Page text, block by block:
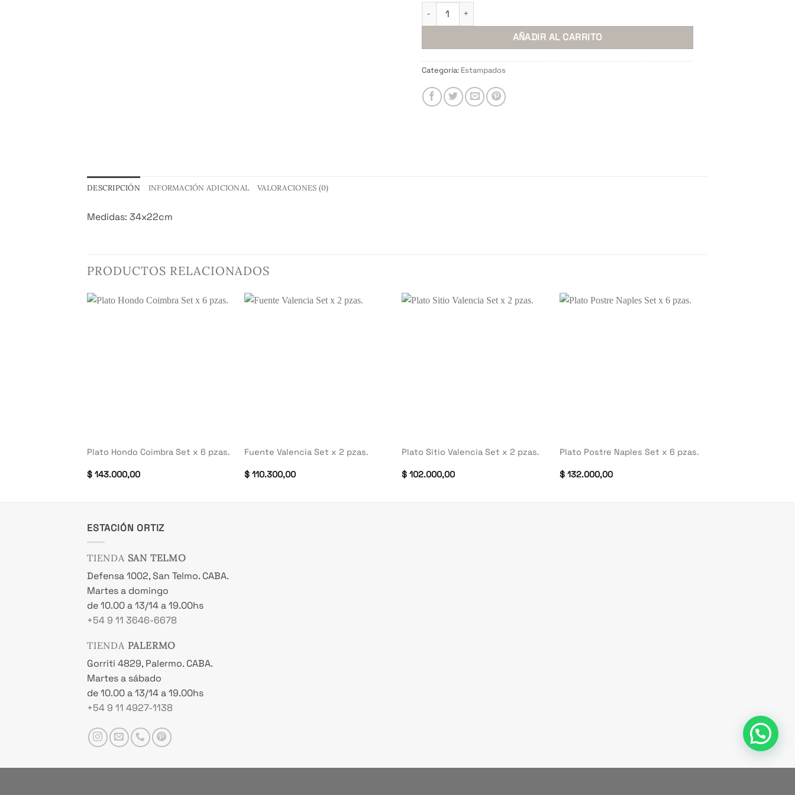
Fuente Contoy Set x 2 pzas. cantidad
AÑADIR AL CARRITO
Categoría: Estampados
DESCRIPCIÓN INFORMACIÓN ADICIONAL VALORACIONES (0)
Medidas: 34x22cm
PRODUCTOS RELACIONADOS
Plato Hondo Coimbra Set x 6 pzas.
$143.000,00
Fuente Valencia Set x 2 pzas.
$ 110.300,00
Plato Sitio Valencia Set x 2 pzas.
$ 102.000,00
Plato Postre Naples Set x 6 pzas.
$132.000,00
ESTACIÓN ORTIZ
TIENDA SAN TELMO
Defensa 1002, San Telmo. CABA.
Martes a domingo
de 10.00 a 13/14 a 19.00hs
+54 9 11 3646-6678
TIENDA PALERMO
Gorriti 4829, Palermo. CABA.
Martes a sábado
de 10.00 a 13/14 a 19.00hs
+54 9 11 4927-1138